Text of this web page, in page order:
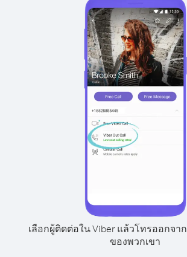
เลือกผู้ติดต่อใน Viber แล้วโทรออกจ
ของพวกเขา